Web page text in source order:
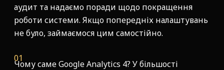
аудит та надаємо поради щодо покращення
роботи системи. Якщо попередніх налаштувань
не було, займаємося цим самостійно.
Чому саме Google Analytics 4? У більшості